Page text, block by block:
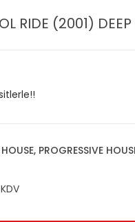
RIDE (2001) DEEP
PROGRESSIVE